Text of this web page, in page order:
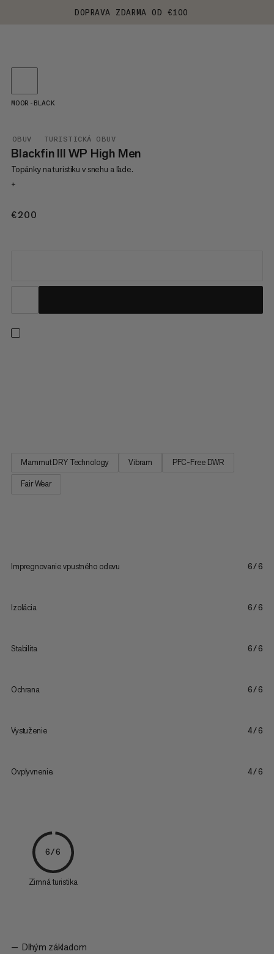
DOPRAVA ZDARMA OD €100
OBUV TURISTICKÁ OBUV
Blackfin III WP High Men
Topánky na turistiku v snehu a ľade.
+
€200
MOOR-BLACK
Mammut DRY Technology Vibram PFC-Free DWR
Fair Wear
Impregnovanie vpustného odevu 6/6
Izolácia 6/6
Stabilita 6/6
Ochrana 6/6
Vystuženie 4/6
Ovplyvnenie. 4/6
6/6
Zimná turistika
Dlhým základom